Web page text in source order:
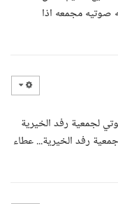
صوتيه مجمعه اذا
لجمعية رفد الخيرية
رفد الخيرية... عطاء